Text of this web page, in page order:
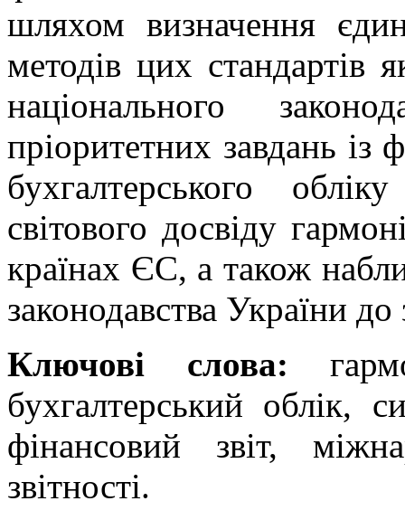
шляхом визначення
методів цих стандартів
національного
пріоритетних завдань із
бухгалтерського
світового досвіду
країнах ЄС, а також
законодавства України
Ключові слова:
бухгалтерський облік,
фінансовий звіт,
звітності.